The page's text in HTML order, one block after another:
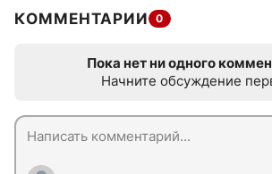
КОММЕНТАРИИ 0
Пока нет ни одного
Начните обсуждение